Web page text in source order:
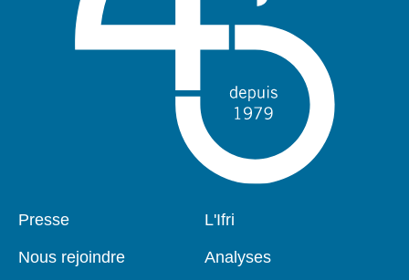
Pied
Presse
Nous rejoindre
Navigation
L'Ifri
Analyses